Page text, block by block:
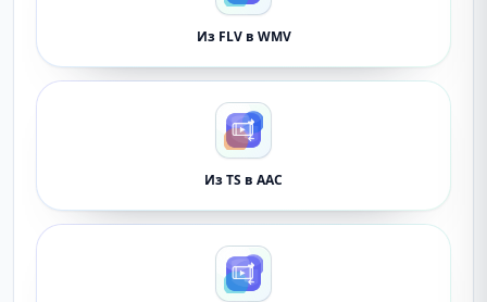
Из FLV в WMV
Из TS в AAC